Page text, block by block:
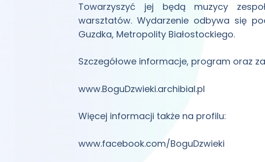
Towarzyszyć jej będą muzycy
warsztatów. Wydarzenie odbywa się
Guzdka, Metropolity Białostockiego.
Szczegółowe informacje, program oraz
www.BoguDzwieki.archibial.pl
Więcej informacji także na profilu:
www.facebook.com/BoguDzwieki